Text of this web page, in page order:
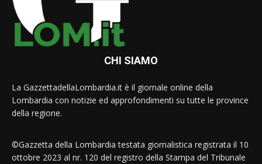
CHI SIAMO
La GazzettadellaLombardia.it è il giornale online della
Lombardia con notizie ed approfondimenti su tutte le province
della regione.
©Gazzetta della Lombardia testata giornalistica registrata il 10
ottobre 2023 al nr. 120 del registro della Stampa del Tribunale